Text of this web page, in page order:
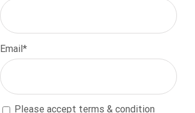
Email*
Please accept terms & condition